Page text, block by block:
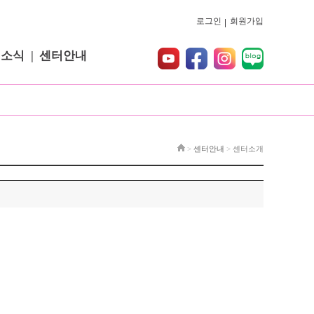
로그인 회원가입
식 센터안내
> 센터안내 > 센터소개